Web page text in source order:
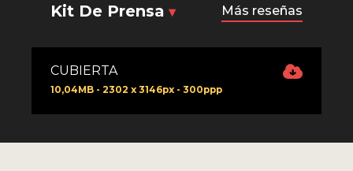
Kit De Prensa Más reseñas
CUBIERTA
10,04MB - 2302 x 3146px - 300ppp